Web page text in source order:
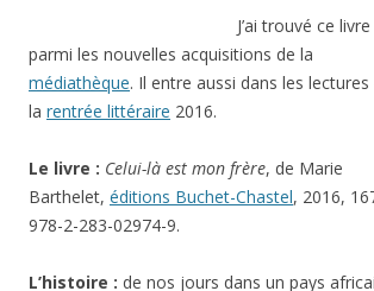
J’ai trouvé ce livre
parmi les nouvelles acquisitions de la
médiathèque. Il entre aussi dans les lectures
la rentrée littéraire 2016.
Le livre : Celui-là est mon frère, de Marie
Barthelet, éditions Buchet-Chastel, 2016,
978-2-283-02974-9.
L’histoire : de nos jours dans un pays